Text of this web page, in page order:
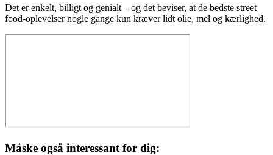
Det er enkelt, billigt og genialt – og det beviser, at de bedste street
food-oplevelser nogle gange kun kræver lidt olie, mel og kærlighed.
Måske også interessant for dig: